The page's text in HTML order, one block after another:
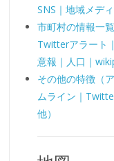
SNS｜地域メデ
市町村の情報一
Twitterアラート
意報｜人口｜
その他の特徴（
ムライン｜
他）